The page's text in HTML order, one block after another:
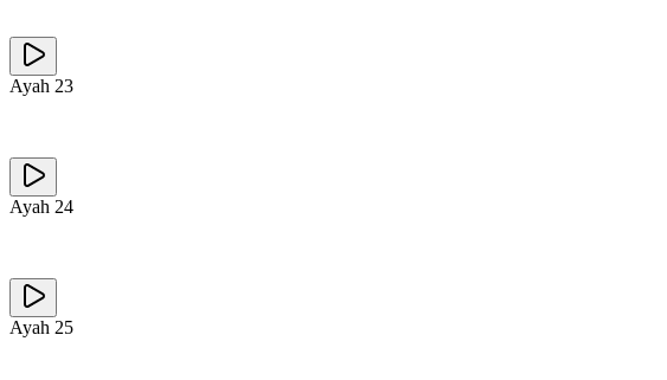
Ayah 23
Ayah 24
Ayah 25